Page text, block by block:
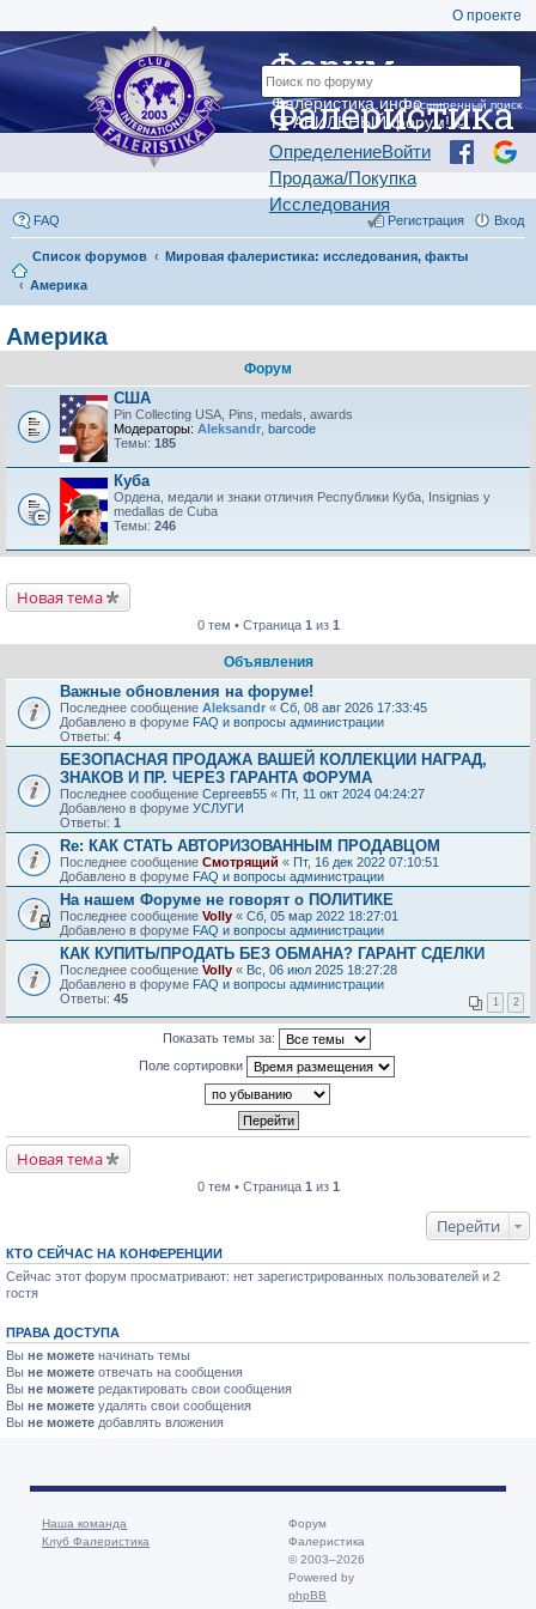
О проекте
Форум
Фалеристика
Фалеристика.инфо —
ПРАВИЛЬНЫЙ форум! ©
Определение
Продажа/Покупка
Исследования
Войти
Расширенный поиск
FAQ Вход
Регистрация
Список форумов
Мировая фалеристика: исследования, факты
Америка
Америка
Форум
США
Pin Collecting USA, Pins, medals, awards
Модераторы: Aleksandr barcode
Темы: 185
Куба
Ордена, медали и знаки отличия Республики Куба, Insignias y
medallas de Cuba
Темы: 246
Новая тема
0 тем • Страница 1 из 1
Объявления
Важные обновления на форуме!
Последнее сообщение Aleksandr « Сб, 08 авг 2026 17:33:45
Добавлено в форуме FAQ и вопросы администрации
Ответы: 4
БЕЗОПАСНАЯ ПРОДАЖА ВАШЕЙ КОЛЛЕКЦИИ НАГРАД,
ЗНАКОВ И ПР. ЧЕРЕЗ ГАРАНТА ФОРУМА
Последнее сообщение Сергеев55 « Пт, 11 окт 2024 04:24:27
Добавлено в форуме УСЛУГИ
Ответы: 1
Re: КАК СТАТЬ АВТОРИЗОВАННЫМ ПРОДАВЦОМ
Последнее сообщение Смотрящий « Пт, 16 дек 2022 07:10:51
Добавлено в форуме FAQ и вопросы администрации
На нашем Форуме не говорят о ПОЛИТИКЕ
Последнее сообщение Volly « Сб, 05 мар 2022 18:27:01
Добавлено в форуме FAQ и вопросы администрации
КАК КУПИТЬ/ПРОДАТЬ БЕЗ ОБМАНА? ГАРАНТ СДЕЛКИ
Последнее сообщение Volly « Вс, 06 июл 2025 18:27:28
Добавлено в форуме FAQ и вопросы администрации
Ответы: 45 1 2
Показать темы за:
Поле сортировки
Новая тема
0 тем • Страница 1 из 1
Перейти
КТО СЕЙЧАС НА КОНФЕРЕНЦИИ
Сейчас этот форум просматривают: нет зарегистрированных пользователей и 2
гостя
ПРАВА ДОСТУПА
Вы не можете начинать темы
Вы не можете отвечать на сообщения
Вы не можете редактировать свои сообщения
Вы не можете удалять свои сообщения
Вы не можете добавлять вложения
Наша команда
Клуб Фалеристика
Форум
Фалеристика
© 2003–2026
Powered by
phpBB